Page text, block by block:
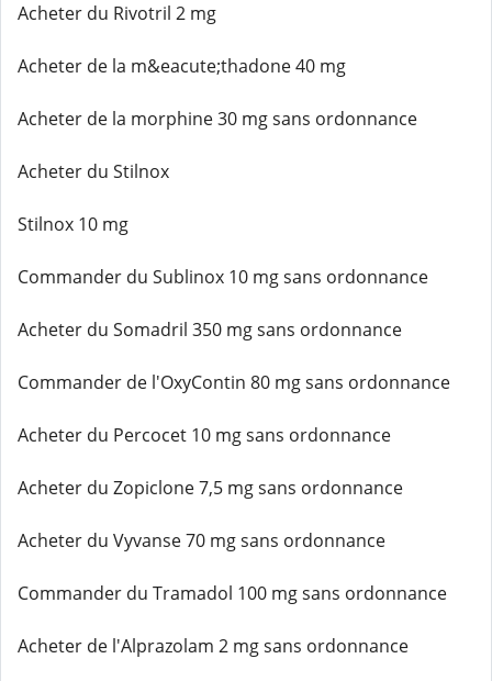
Acheter du Rivotril 2 mg
Acheter de la m&eacute;thadone 40 mg
Acheter de la morphine 30 mg sans ordonnance
Acheter du Stilnox
Stilnox 10 mg
Commander du Sublinox 10 mg sans ordonnance
Acheter du Somadril 350 mg sans ordonnance
Commander de l'OxyContin 80 mg sans ordonnance
Acheter du Percocet 10 mg sans ordonnance
Acheter du Zopiclone 7,5 mg sans ordonnance
Acheter du Vyvanse 70 mg sans ordonnance
Commander du Tramadol 100 mg sans ordonnance
Acheter de l'Alprazolam 2 mg sans ordonnance